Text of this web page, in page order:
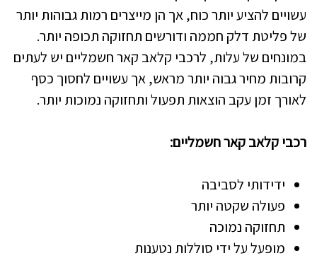
עשויים להציע יותר כוח, אך הן מייצרים רמות גבוהות יותר
של פליטת דלק חממה ודורשים תחזוקה תכופה יותר.
במונחים של עלות, לרכבי קלאב קאר חשמליים יש לעתים
קרובות מחיר גבוה יותר מראש, אך עשויים לחסוך כסף
לאורך זמן עקב הוצאות תפעול ותחזוקה נמוכות יותר.
רכבי קלאב קאר חשמליים:
ידידותי לסביבה
פעולה שקטה יותר
תחזוקה נמוכה
מופעל על ידי סוללות נטענות